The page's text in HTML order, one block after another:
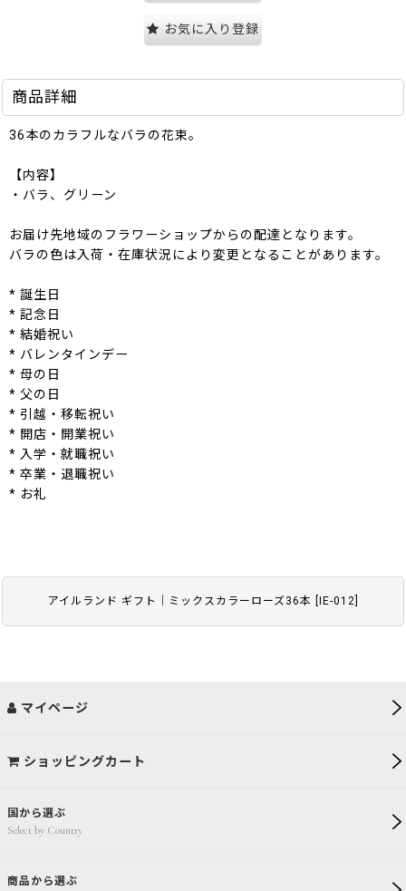
アイルランド ギフト｜ミックスカラーローズ36本 IE-012
お気に入り登録
商品詳細
36本のカラフルなバラの花束。
【内容】
・バラ、グリーン
お届け先地域のフラワーショップからの配達となります。
バラの色は入荷・在庫状況により変更となることがあります。
* 誕生日
* 記念日
* 結婚祝い
* バレンタインデー
* 母の日
* 父の日
* 引越・移転祝い
* 開店・開業祝い
* 入学・就職祝い
* 卒業・退職祝い
* お礼
国から選ぶ
Select by Country
商品から選ぶ
マイページ
ショッピングカート